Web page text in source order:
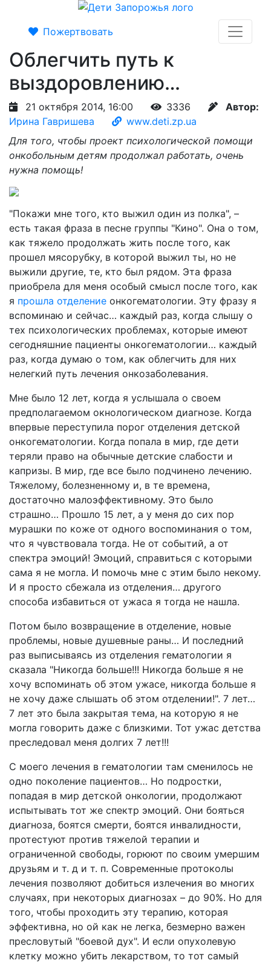
Пожертвовать
Облегчить путь к
выздоровлению…
21 октября 2014, 16:00 3336
Автор:
Ирина Гавришева
www.deti.zp.ua
Для того, чтобы проект психологической помощи
онкобольным детям продолжал работать, очень
нужна помощь!
"Покажи мне того, кто выжил один из полка", –
есть такая фраза в песне группы "Кино". Она о том,
как тяжело продолжать жить после того, как
прошел мясорубку, в которой выжил ты, но не
выжили другие, те, кто был рядом. Эта фраза
приобрела для меня особый смысл после того, как
я прошла отделение онкогематологии. Эту фразу я
вспоминаю и сейчас… каждый раз, когда слышу о
тех психологических проблемах, которые имеют
сегодняшние пациенты онкогематологии… каждый
раз, когда думаю о том, как облегчить для них
нелегкий путь лечения онкозаболевания.
Мне было 12 лет, когда я услышала о своем
предполагаемом окнологическом диагнозе. Когда
впервые переступила порог отделения детской
онкогематологии. Когда попала в мир, где дети
теряли право на обычные детские слабости и
капризы. В мир, где все было подчинено лечению.
Тяжелому, болезненному и, в те времена,
достаточно малоэффективному. Это было
страшно… Прошло 15 лет, а у меня до сих пор
мурашки по коже от одного воспоминания о том,
что я чувствовала тогда. Не от событий, а от
спектра эмоций! Эмоций, справиться с которыми
сама я не могла. И помочь мне с этим было некому.
И я просто сбежала из отделения… другого
способа избавиться от ужаса я тогда не нашла.
Потом было возвращение в отделение, новые
проблемы, новые душевные раны… И последний
раз выписываясь из отделения гематологии я
сказала "Никогда больше!!! Никогда больше я не
хочу вспоминать об этом ужасе, никогда больше я
не хочу даже слышать об этом отделении!". 7 лет…
7 лет это была закрытая тема, на которую я не
могла говорить даже с близкими. Тот ужас детства
преследовал меня долгих 7 лет!!!
С моего лечения в гематологии там сменилось не
одно поколение пациентов… Но подростки,
попадая в мир детской онкологии, продолжают
испытывать тот же спектр эмоций. Они бояться
диагноза, боятся смерти, боятся инвалидности,
протестуют против тяжелой терапии и
ограниченной свободы, горюют по своим умершим
друзьям и т. д и т. п. Современные протоколы
лечения позволяют добиться излечения во многих
случаях, при некоторых диагнозах – до 90%. Но для
того, чтобы проходить эту терапию, которая
эффективна, но ой как не легка, безмерно важен
пресловутый "боевой дух". И если опухолевую
клетку можно убить лекарством, то тот самый